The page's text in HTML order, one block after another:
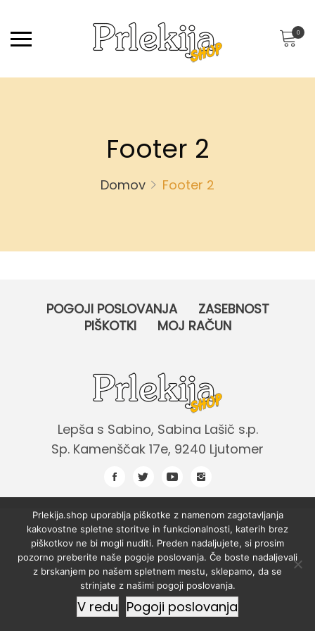
0
Footer 2
Domov Footer 2
POGOJI POSLOVANJA
ZASEBNOST
PIŠKOTKI
MOJ RAČUN
Lepša s Sabino, Sabina Lašič s.p.
Sp. Kamenščak 17e, 9240 Ljutomer
Prlekija.shop uporablja piškotke z namenom zagotavljanja
kakovostne spletne storitve in funkcionalnosti, katerih brez
piškotkov ne bi mogli nuditi. Preden nadaljujete, si prosim
pozorno preberite naše pogoje poslovanja. Če boste nadaljevali
z brskanjem po našem spletnem mestu, sklepamo, da se
strinjate z našimi pogoji poslovanja.
V redu Pogoji poslovanja